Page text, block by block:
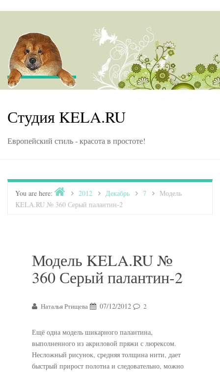
Студия KELA.RU
Европейский стиль - красота в простоте!
You are here: Home2012 Декабрь 7
Модель
KELA.RU № 360 Серый палантин-2
Модель KELA.RU №
360 Серый палантин-2
Наталья Ртищева 07/12/2012 2
Ещё одна модель шикарного палантина,
выполненного из акриловой пряжи с люрексом.
Несложный рисунок, средняя толщина нити, дает
быстрый прирост полотна и следовательно, можно